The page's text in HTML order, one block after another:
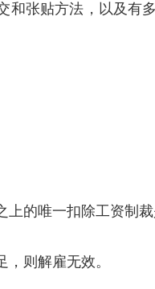
和张贴方法，以及有
上的唯一扣除工资制
则解雇无效。